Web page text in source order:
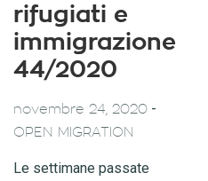
rifugiati e
immigrazione
44/2020
novembre 24, 2020 -
OPEN MIGRATION
Le settimane passate